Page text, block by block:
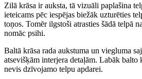
Zilā krāsa ir auksta, tā vizuāli paplašina
ieteicams pēc iespējas biežāk uzturēties
toņos. Tomēr ilgstoši atrasties šādā telpā
nomāc psihi.
Baltā krāsa rada aukstuma un viegluma
atsevišķām interjera detaļām. Labāk balto
nevis dzīvojamo telpu apdarei.